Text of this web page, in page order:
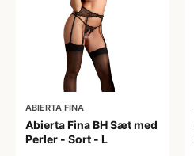
ABIERTA FINA
Abierta Fina BH Sæt med
Perler - Sort - L